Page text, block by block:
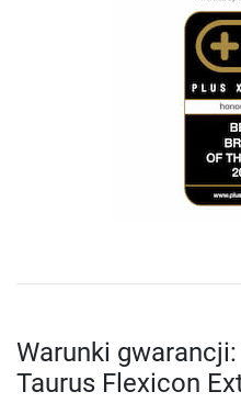
Warunki
Taurus Flexicon